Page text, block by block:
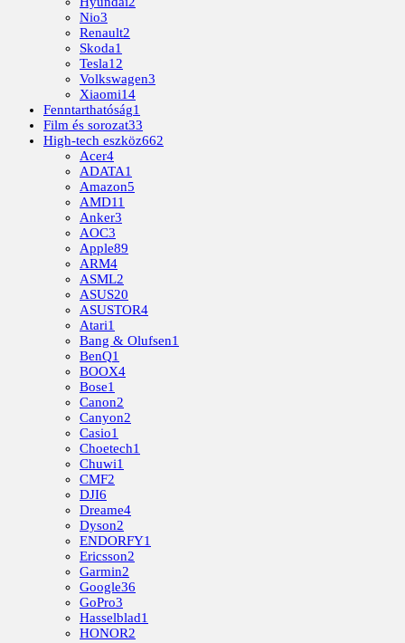
Nio3
Renault2
Skoda1
Tesla12
Volkswagen3
Xiaomi14
Fenntarthatóság1
Film és sorozat33
High-tech eszköz662
Acer4
ADATA1
Amazon5
AMD11
Anker3
AOC3
Apple89
ARM4
ASML2
ASUS20
ASUSTOR4
Atari1
Bang & Olufsen1
BenQ1
BOOX4
Bose1
Canon2
Canyon2
Casio1
Choetech1
Chuwi1
CMF2
DJI6
Dreame4
Dyson2
ENDORFY1
Ericsson2
Garmin2
Google36
GoPro3
Hasselblad1
HONOR2